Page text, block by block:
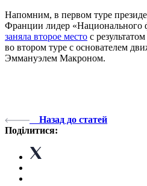
Напомним, в первом туре
Франции лидер
заняла второе место с
во втором туре с основателем
Эммануэлем Макроном.
Назад до статей
Поділитися: